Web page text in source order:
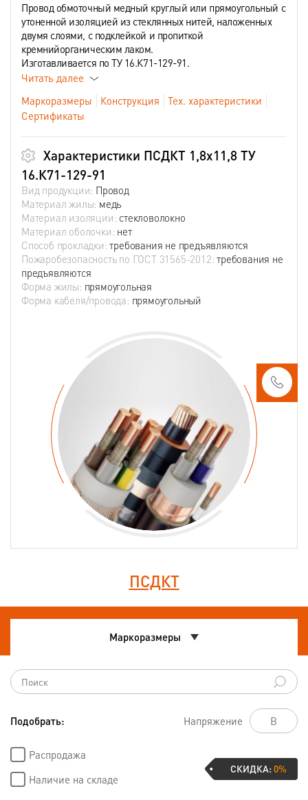
Провод обмоточный медный круглый или прямоугольный с
утоненной изоляцией из стеклянных нитей, наложенных
двумя слоями, с подклейкой и пропиткой
кремнийорганическим лаком.
Изготавливается по ТУ 16.К71-129-91.
Читать далее
Маркоразмеры
Конструкция
Тех. характеристики
Сертификаты
Характеристики ПСДКТ 1,8х11,8 ТУ
16.К71-129-91
Вид продукции: Провод
Материал жилы: медь
Материал изоляции: стекловолокно
Материал оболочки: нет
Способ прокладки:требования не предъявляются
Пожаробезопасность по ГОСТ 31565-2012:требования не
предъявляются
Форма жилы: прямоугольная
Форма кабеля/провода: прямоугольный
ПСДКТ
Маркоразмеры
Подобрать: Напряжение
Распродажа
Наличие на складе
СКИДКА:0%